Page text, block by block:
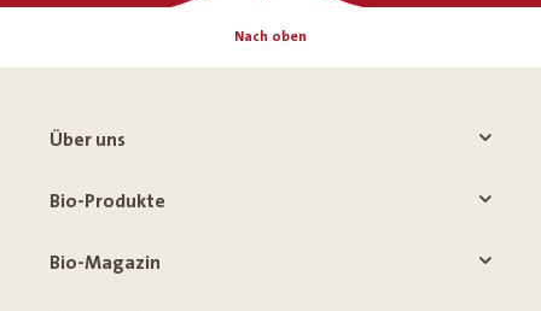
Nach oben
Über uns
Bio-Produkte
Bio-Magazin